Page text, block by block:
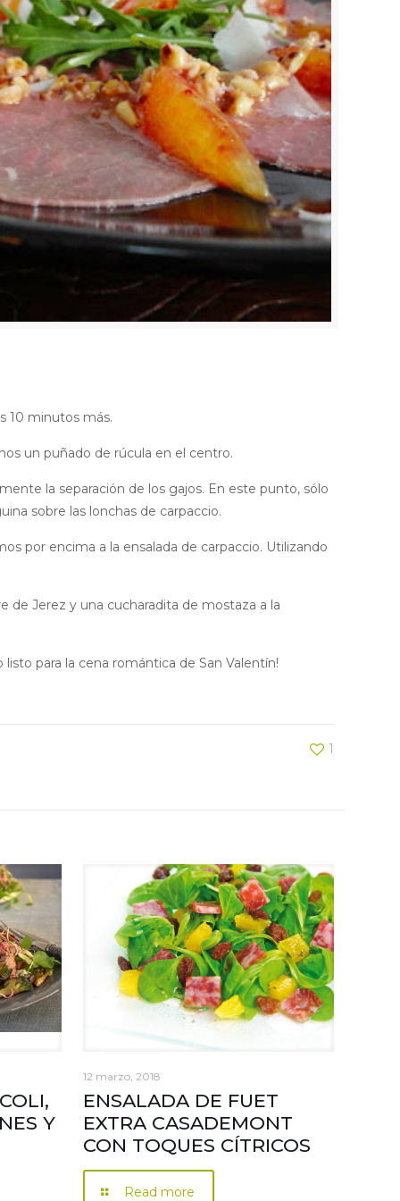
10 minutos más.
un puñado de rúcula en el centro.
la separación de los gajos. En este punto, sólo
sobre las lonchas de carpaccio.
por encima a la ensalada de carpaccio. Utilizando
de Jerez y una cucharadita de mostaza a la
para la cena romántica de San Valentín!
1
Y
12 marzo, 2018
ENSALADA DE FUET
EXTRA CASADEMONT
CON TOQUES CÍTRICOS
Read more